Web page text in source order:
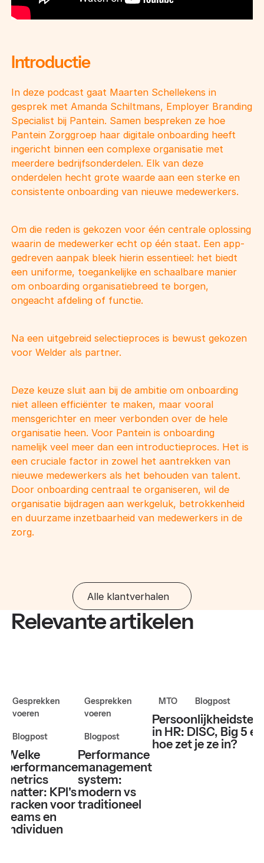
Introductie
In deze podcast gaat Maarten Schellekens in
gesprek met Amanda Schiltmans, Employer Branding
Specialist bij Pantein. Samen bespreken ze hoe
Pantein Zorggroep haar digitale onboarding heeft
ingericht binnen een complexe organisatie met
meerdere bedrijfsonderdelen. Elk van deze
onderdelen hecht grote waarde aan een sterke en
consistente onboarding van nieuwe medewerkers.
Om die reden is gekozen voor één centrale oplossing
waarin de medewerker echt op één staat. Een app-
gedreven aanpak bleek hierin essentieel: het biedt
een uniforme, toegankelijke en schaalbare manier
om onboarding organisatiebreed te borgen,
ongeacht afdeling of functie.
Na een uitgebreid selectieproces is bewust gekozen
voor Welder als partner.
Deze keuze sluit aan bij de ambitie om onboarding
niet alleen efficiënter te maken, maar vooral
mensgerichter en meer verbonden over de hele
organisatie heen. Voor Pantein is onboarding
namelijk veel meer dan een introductieproces. Het is
een cruciale factor in zowel het aantrekken van
nieuwe medewerkers als het behouden van talent.
Door onboarding centraal te organiseren, wil de
organisatie bijdragen aan werkgeluk, betrokkenheid
en duurzame inzetbaarheid van medewerkers in de
zorg.
Alle klantverhalen
Relevante artikelen
Gesprekken
voeren
Blogpost
Welke
performance
metrics
matter: KPI's
tracken voor
teams en
individuen
Gesprekken
voeren
Blogpost
Performance
management
system:
modern vs
traditioneel
MTO Blogpost
in HR: DISC, Big 5 en
hoe zet je ze in?